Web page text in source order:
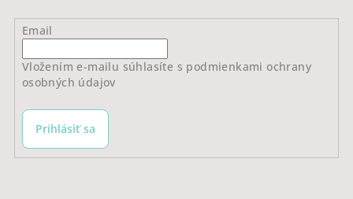
Email
Vložením e-mailu súhlasíte s podmienkami ochrany
osobných údajov
Prihlásiť sa